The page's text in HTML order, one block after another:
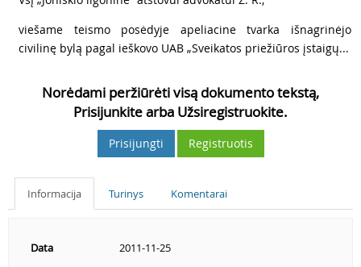
viešame teismo posėdyje apeliacine tvarka išnagrinėjo
civilinę bylą pagal ieškovo UAB „Sveikatos priežiūros įstaigų...
Norėdami peržiūrėti visą dokumento tekstą,
Prisijunkite arba Užsiregistruokite.
Prisijungti Registruotis
Informacija Turinys Komentarai
Data
2011-11-25